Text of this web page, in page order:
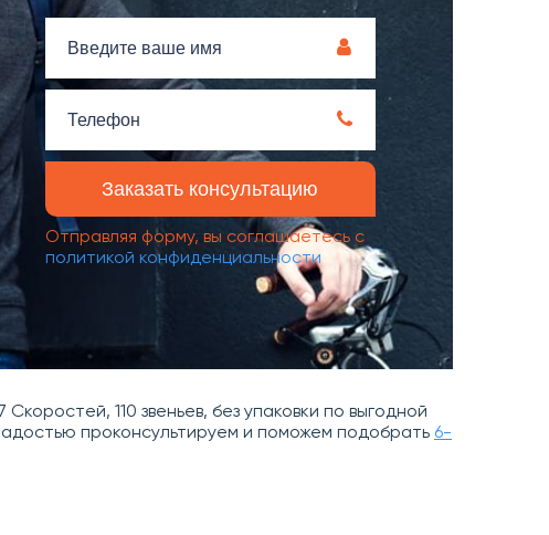
Отправляя форму, вы соглашаетесь с
политикой конфиденциальности
110 звеньев, без упаковки по выгодной
проконсультируем и поможем подобрать 6-